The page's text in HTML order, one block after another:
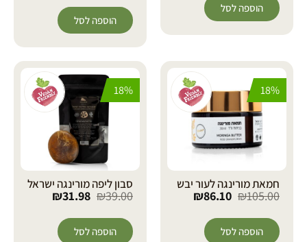
הוספה לסל
הוספה לסל
18%
חמאת מורינגה לעור יבש
₪105.00
₪86.10
הוספה לסל
18%
סבון ליפה מורינגה ישראל
₪39.00
₪31.98
הוספה לסל